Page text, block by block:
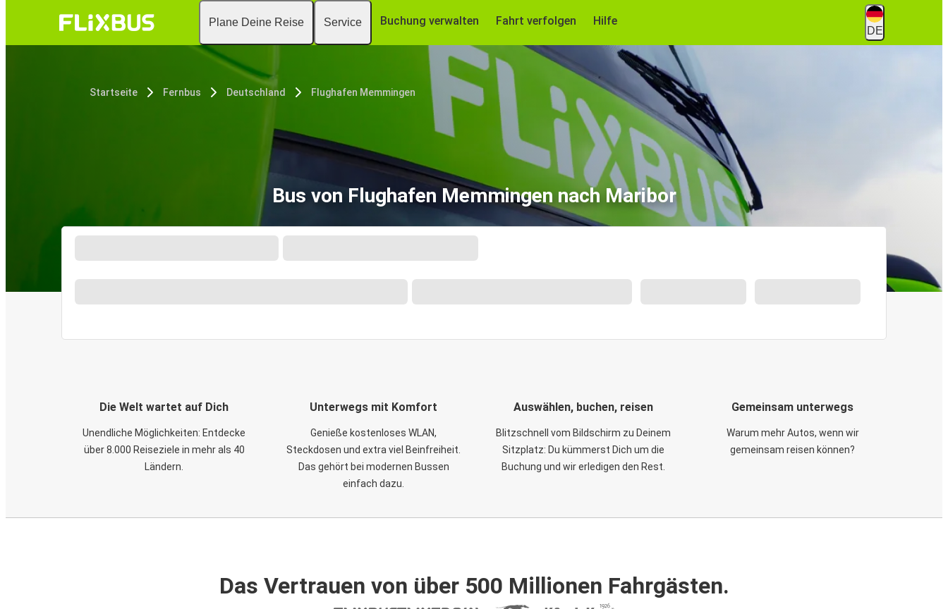
Plane Deine Reise Service Buchung verwalten Fahrt verfolgen Hilfe
DE
Startseite Fernbus Deutschland Flughafen Memmingen
Bus von Flughafen Memmingen nach Maribor
Die Welt wartet auf Dich
Unendliche Möglichkeiten: Entdecke
über 8.000 Reiseziele in mehr als 40
Ländern.
Unterwegs mit Komfort
Genieße kostenloses WLAN,
Steckdosen und extra viel Beinfreiheit.
Das gehört bei modernen Bussen
einfach dazu.
Auswählen, buchen, reisen
Blitzschnell vom Bildschirm zu Deinem
Sitzplatz: Du kümmerst Dich um die
Buchung und wir erledigen den Rest.
Gemeinsam unterwegs
Warum mehr Autos, wenn wir
gemeinsam reisen können?
Das Vertrauen von über 500 Millionen Fahrgästen.